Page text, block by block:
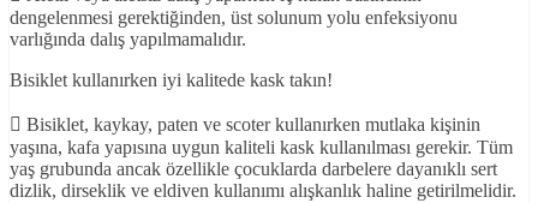
dengelenmesi gerektiğinden, üst solunum yolu enfeksiyonu
varlığında dalış yapılmamalıdır.
Bisiklet kullanırken iyi kalitede kask takın!
 Bisiklet, kaykay, paten ve scoter kullanırken mutlaka kişinin
yaşına, kafa yapısına uygun kaliteli kask kullanılması gerekir. Tüm
yaş grubunda ancak özellikle çocuklarda darbelere dayanıklı sert
dizlik, dirseklik ve eldiven kullanımı alışkanlık haline getirilmelidir.